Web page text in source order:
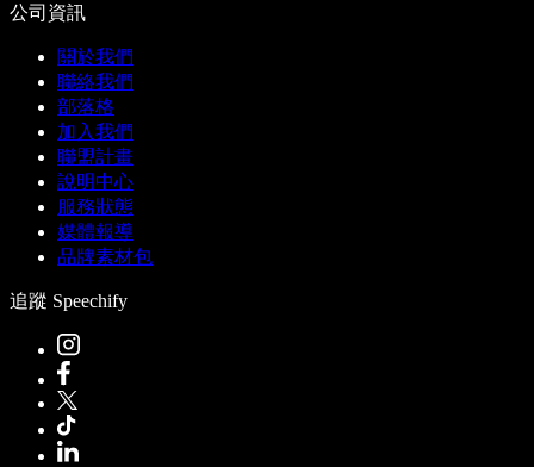
公司資訊
關於我們
聯絡我們
部落格
加入我們
聯盟計畫
說明中心
服務狀態
媒體報導
品牌素材包
追蹤 Speechify